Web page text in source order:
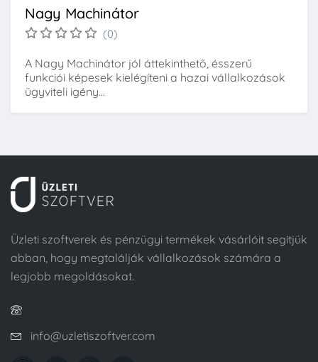
Nagy Machinátor
(0)
A Nagy Machinátor jól áttekinthető, ésszerű
funkciói képesek kielégíteni a hazai vállalkozások
ügyviteli igény...
Üzleti szoftverek és pénzügyi termékek vásárlóit segítjük
abban, hogy megtalálják vállalkozások számára a
legjobb megoldásokat.
info@uzletiszoftver.com